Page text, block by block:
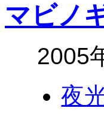
マビノ
2005
夜